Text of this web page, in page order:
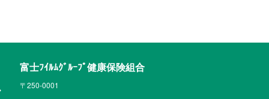
富士ﾌｲﾙﾑｸﾞﾙｰﾌﾟ健康保険組合
〒250-0001